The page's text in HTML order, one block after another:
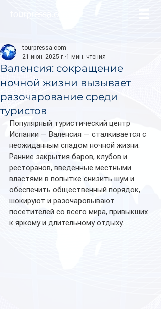
Валенсия: сокращение
ночной жизни вызывает
разочарование среди
туристов
tourpressa.com
21 июн. 2025 г. 1 мин. чтения
Популярный туристический центр
Испании — Валенсия — сталкивается с
неожиданным спадом ночной жизни.
Ранние закрытия баров, клубов и
ресторанов, введённые местными
властями в попытке снизить шум и
обеспечить общественный порядок,
шокируют и разочаровывают
посетителей со всего мира, привыкших
к яркому и длительному отдыху.